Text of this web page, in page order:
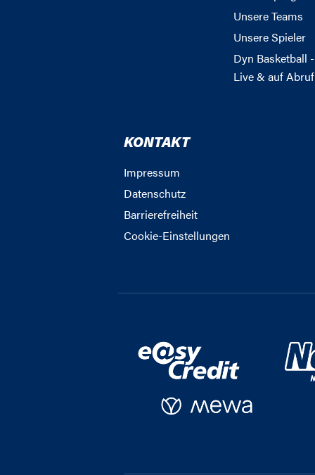
Unsere Teams
Unsere Spieler
Dyn Basketball -
Live & auf Abruf
KONTAKT
Impressum
Datenschutz
Barrierefreiheit
Cookie-Einstellungen